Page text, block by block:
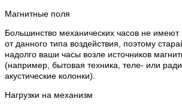
Магнитные поля
Большинство механических часов не
от данного типа воздействия, поэтому
надолго ваши часы возле источников
(например, бытовая техника, теле- или
акустические колонки).
Нагрузки на механизм